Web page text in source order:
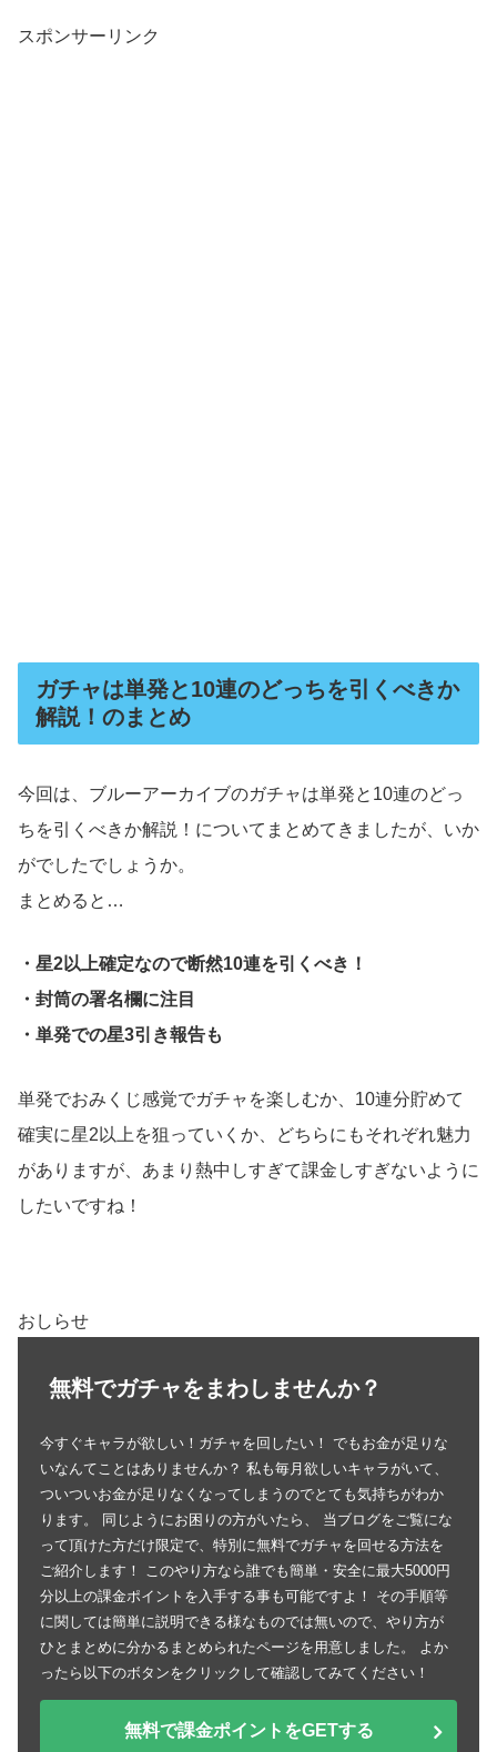
スポンサーリンク
ガチャは単発と10連のどっちを引くべきか
解説！のまとめ
今回は、ブルーアーカイブのガチャは単発と10連のどっ
ちを引くべきか解説！についてまとめてきましたが、いか
がでしたでしょうか。
まとめると…
・星2以上確定なので断然10連を引くべき！
・封筒の署名欄に注目
・単発での星3引き報告も
単発でおみくじ感覚でガチャを楽しむか、10連分貯めて
確実に星2以上を狙っていくか、どちらにもそれぞれ魅力
がありますが、あまり熱中しすぎて課金しすぎないように
したいですね！
おしらせ
無料でガチャをまわしませんか？
今すぐキャラが欲しい！ガチャを回したい！ でもお金が足りな
いなんてことはありませんか？ 私も毎月欲しいキャラがいて、
ついついお金が足りなくなってしまうのでとても気持ちがわか
ります。 同じようにお困りの方がいたら、 当ブログをご覧にな
って頂けた方だけ限定で、特別に無料でガチャを回せる方法を
ご紹介します！ このやり方なら誰でも簡単・安全に最大5000円
分以上の課金ポイントを入手する事も可能ですよ！ その手順等
に関しては簡単に説明できる様なものでは無いので、やり方が
ひとまとめに分かるまとめられたページを用意しました。 よか
ったら以下のボタンをクリックして確認してみてください！
無料で課金ポイントをGETする